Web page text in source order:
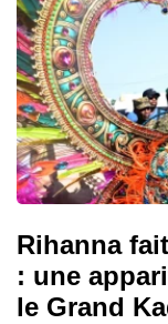
Rihanna
: une
le Grand